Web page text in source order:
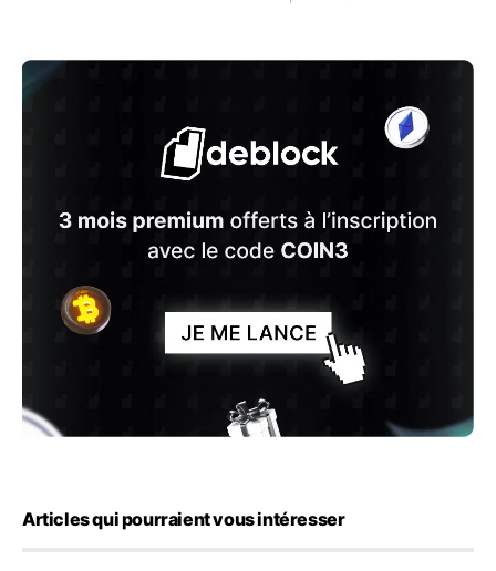
Articles qui pourraient vous intéresser